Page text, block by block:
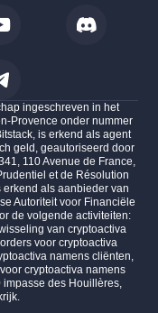
ingeschreven in het
Provence onder nummer
is erkend als agent
geld, geautoriseerd door
110 Avenue de France,
et de Résolution
als aanbieder van
Autoriteit voor Financiële
de volgende activiteiten:
van cryptoactiva
voor cryptoactiva
namens cliënten,
cryptoactiva namens
des Houillères,